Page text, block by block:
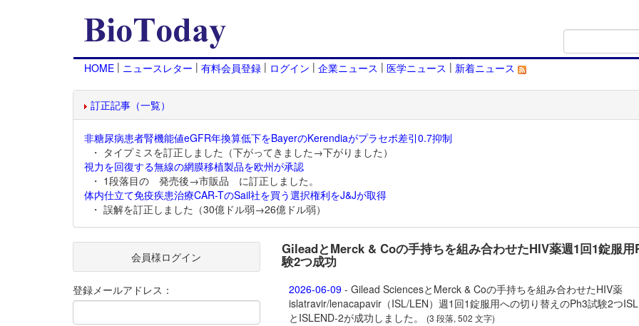
HOME | ニュースレター | 有料会員登録 | ログイン | 企業ニュース | 医学ニュース | 新着ニュース
訂正記事（一覧）
非糖尿病患者腎機能値eGFR年換算低下をBayerのKerendiaがプラセボ差引0.7抑制
・ タイプミスを訂正しました（下がってきました→下がりました）
視力を回復する無線の網膜移植製品を欧州が承認
・ 1段落目の 発売後→市販品 に訂正しました。
体内仕立て免疫疾患治療CAR-TのSail社を買う選択権利をJ&Jが取得
・ 誤解を訂正しました（30億ドル弱→26億ドル弱）
GileadとMerck & Coの手持ちを組み合わせたHIV薬週1回1錠服用
験2つ成功
2026-06-09- Gilead SciencesとMerck & Coの手持ちを組み合わせたHIV薬
islatravir/lenacapavir（ISL/LEN）週1回1錠服用への切り替えのPh3試験2つ
とISLEND-2が成功しました。
(3 段落, 502 文字)
会員様ログイン
登録メールアドレス：